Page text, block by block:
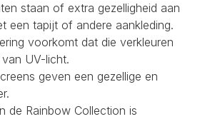
staan of extra gezelligheid aan
een tapijt of andere aankleding.
voorkomt dat die verkleuren
UV-licht.
geven een gezellige en
de Rainbow Collection is